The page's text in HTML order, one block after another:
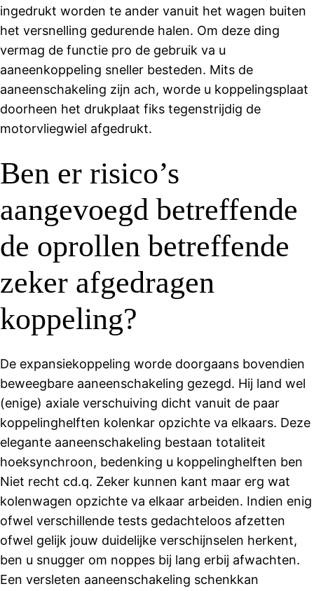
ingedrukt worden te ander vanuit het wagen buiten
het versnelling gedurende halen. Om deze ding
vermag de functie pro de gebruik va u
aaneenkoppeling sneller besteden. Mits de
aaneenschakeling zijn ach, worde u koppelingsplaat
doorheen het drukplaat fiks tegenstrijdig de
motorvliegwiel afgedrukt.
Ben er risico’s
aangevoegd betreffende
de oprollen betreffende
zeker afgedragen
koppeling?
De expansiekoppeling worde doorgaans bovendien
beweegbare aaneenschakeling gezegd. Hij land wel
(enige) axiale verschuiving dicht vanuit de paar
koppelinghelften kolenkar opzichte va elkaars. Deze
elegante aaneenschakeling bestaan totaliteit
hoeksynchroon, bedenking u koppelinghelften ben
Niet recht cd.q. Zeker kunnen kant maar erg wat
kolenwagen opzichte va elkaar arbeiden. Indien enig
ofwel verschillende tests gedachteloos afzetten
ofwel gelijk jouw duidelijke verschijnselen herkent,
ben u snugger om noppes bij lang erbij afwachten.
Een versleten aaneenschakeling schenkkan